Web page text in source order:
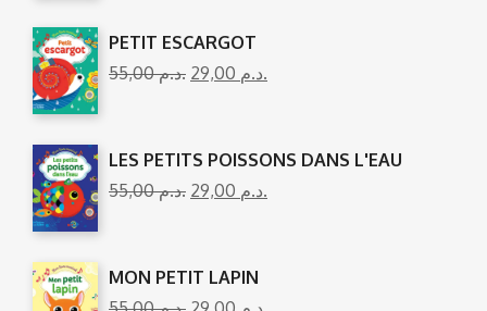
PETIT ESCARGOT
55,00
د.م. 29,00 د.م.
LES PETITS POISSONS DANS L'EAU
55,00
د.م. 29,00 د.م.
MON PETIT LAPIN